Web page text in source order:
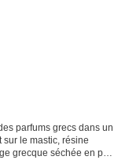
parfums grecs dans un
le mastic, résine
grecque séchée en petit